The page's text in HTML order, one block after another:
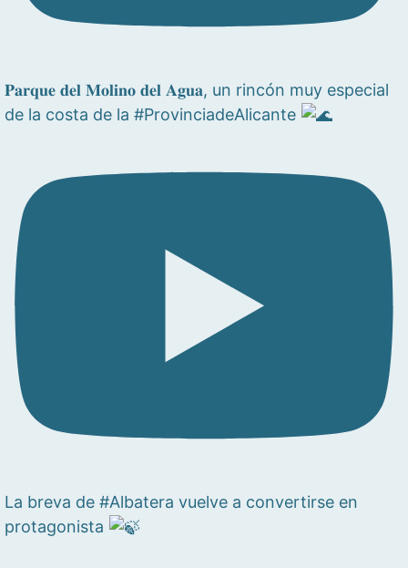
𝐏𝐚𝐫𝐪𝐮𝐞 𝐝𝐞𝐥 𝐌𝐨𝐥𝐢𝐧𝐨 𝐝𝐞𝐥 𝐀𝐠𝐮𝐚, un rincón muy especial
de la costa de la #ProvinciadeAlicante
La breva de #Albatera vuelve a convertirse en
protagonista